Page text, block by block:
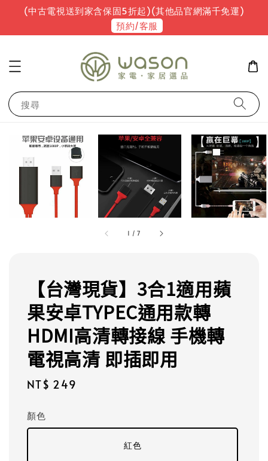
(中古電視送到家含保固5折起)(其他品官網滿千免運)
預約/客服
搜尋
1 /7
【台灣現貨】3合1適用蘋
果安卓TYPEC通用款轉
HDMI高清轉接線 手機轉
電視高清 即插即用
Regular
NT$ 249
顏色
紅色